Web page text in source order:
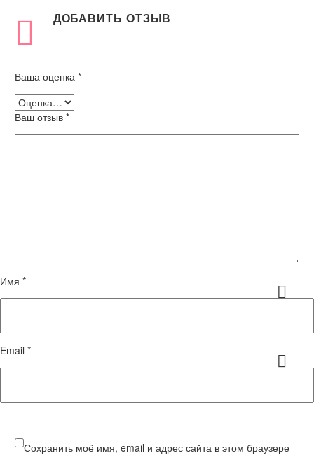
ДОБАВИТЬ ОТЗЫВ
Ваша оценка *
Ваш отзыв *
Имя *
Email *
Сохранить моё имя, email и адрес сайта в этом браузере